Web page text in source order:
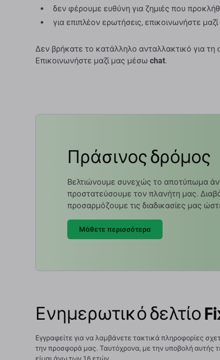
δεν φέρουμε ευθύνη για ζημιές που
για επιπλέον ερωτήσεις, επικοινωνήστε
Δεν βρήκατε το κατάλληλο ανταλλακτικό για
Επικοινωνήστε μαζί μας μέσω chat.
Πράσινος δρόμος
Βελτιώνουμε συνεχώς το αποτύπωμα
προστατεύσουμε τον πλανήτη μας.
προσαρμόζουμε τις διαδικασίες μας
Μάθετε περισσότερα
Ενημερωτικό δελτίο
Εγγραφείτε για να λαμβάνετε τακτικά πληροφορίες
την προσφορά μας. Ταυτόχρονα, με την υποβολή αυτής